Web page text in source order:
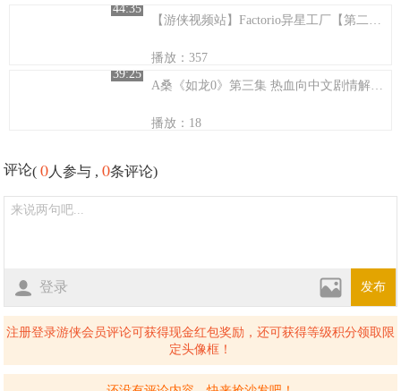
44:35
【游侠视频站】Factorio异星工厂【第二期】
播放：357
39:25
A桑《如龙0》第三集 热血向中文剧情解说 盃之誓约（下篇）
播放：18
评论(0 人参与 ,0条评论)
登录 发布
注册登录游侠会员评论可获得现金红包奖励，还可获得等级积分领取限
定头像框！